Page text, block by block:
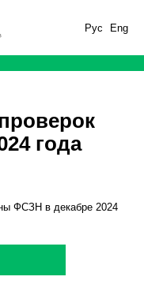
Рус Eng
года
ФСЗН в декабре 2024